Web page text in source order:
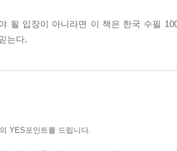
이
될 입장이 아니라면 이 책은 한국 수필
는다.
의 YES포인트를 드립니다.